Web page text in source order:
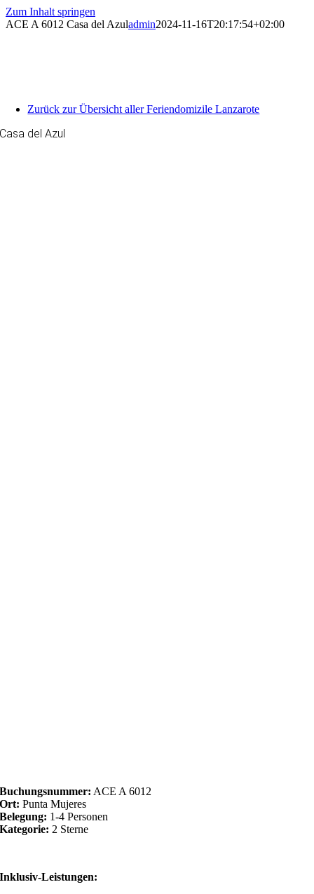
Zum Inhalt springen
ACE A 6012 Casa del Azuladmin2024-11-16T20:17:54+02:00
Zurück zur Übersicht aller Feriendomizile Lanzarote
Casa del Azul
Buchungsnummer: ACE A 6012
Ort: Punta Mujeres
Belegung: 1-4 Personen
Kategorie: 2 Sterne
Inklusiv-Leistungen: